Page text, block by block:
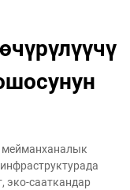
мейманханалык
эко-сааткандар